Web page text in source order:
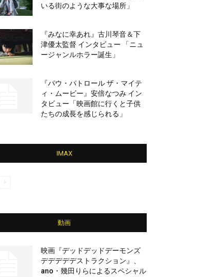
いる街のような大事な場所」
『みなに幸あれ』古川琴音＆下
津優太監督 インタビュー 「ニュ
ージャンルホラー誕生」
『パウ・パトロール ザ・マイテ
ィ・ムービー』安倍なつみ イン
タビュー「映画館に行くと子供
たちの成長を感じられる」
IMAX
動画
映画『デッドデッドデーモンズ
デデデデデストラクション』、
ano・幾田りらによるスペシャル